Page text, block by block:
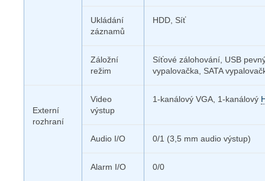
Ukládání
záznamů
HDD, Síť
Záložní
režim
Síťové zálohování, USB
vypalovačka, SATA
Externí
rozhraní
Video
výstup
1-kanálový VGA, 1-kanálový
Audio I/O 0/1 (3,5 mm audio výstup)
Alarm I/O 0/0